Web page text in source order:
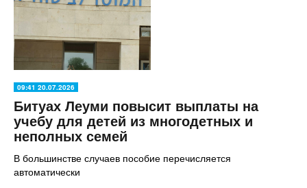
09:41 20.07.2026
Битуах Леуми повысит выплаты на
учебу для детей из многодетных и
неполных семей
В большинстве случаев пособие перечисляется
автоматически